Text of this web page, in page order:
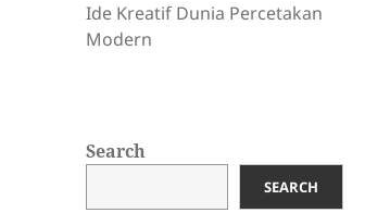
Ide Kreatif Dunia Percetakan
Modern
Search
SEARCH